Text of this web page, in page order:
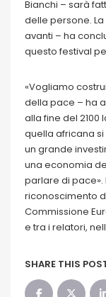
Bianchi – sarà
delle persone.
avanti – ha
questo festival
«Vogliamo
della pace – ha
alla fine del
quella africana
un grande
una economia
parlare di pace».
riconoscimento
Commissione
e tra i relatori,
SHARE THIS